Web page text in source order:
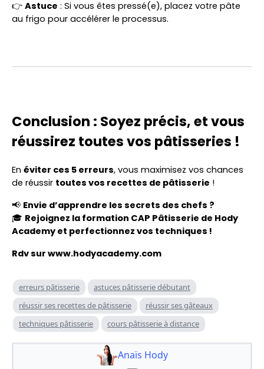
👉 Astuce : Si vous êtes pressé(e), placez votre pâte
au frigo pour accélérer le processus.
Conclusion : Soyez précis, et vous
réussirez toutes vos pâtisseries !
En éviter ces 5 erreurs, vous maximisez vos chances
de réussir toutes vos recettes de pâtisserie !
📢 Envie d’apprendre les secrets des chefs ?
🎓 Rejoignez la formation CAP Pâtisserie de Hody
Academy et perfectionnez vos techniques !
Rdv sur www.hodyacademy.com
erreurs pâtisserie
astuces pâtisserie débutant
réussir ses recettes de pâtisserie
réussir ses gâteaux
techniques pâtisserie
cours pâtisserie à distance
Anaïs Hody